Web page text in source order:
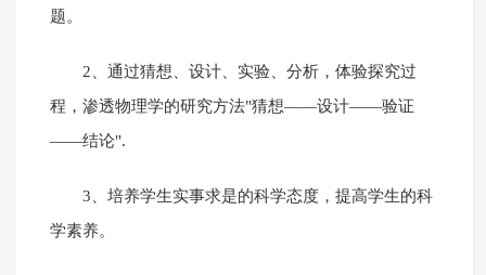
题。
2、通过猜想、设计、实验、分析，体验探究过
程，渗透物理学的研究方法"猜想——设计——验证
——结论".
3、培养学生实事求是的科学态度，提高学生的科
学素养。